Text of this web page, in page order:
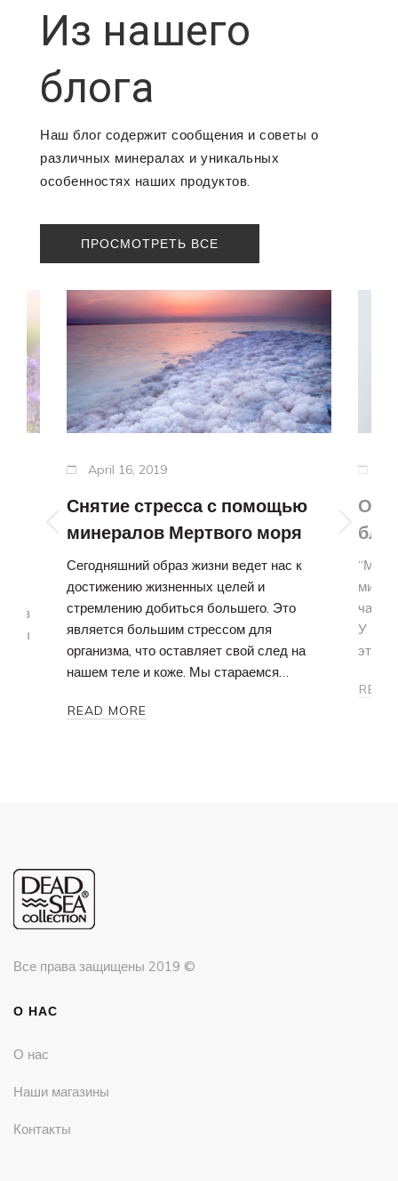
Из нашего
блога
Наш блог содержит сообщения и советы о
различных минералах и уникальных
особенностях наших продуктов.
ПРОСМОТРЕТЬ ВСЕ
в
April 16, 2019
Снятие стресса с помощью
минералов Мертвого моря
Сегодняшний образ жизни ведет нас к
достижению жизненных целей и
стремлению добиться большего. Это
является большим стрессом для
организма, что оставляет свой след на
нашем теле и коже. Мы стараемся…
READ MORE
“Мой
У
этот
Все права защищены 2019 ©
О НАС
О нас
Наши магазины
Контакты